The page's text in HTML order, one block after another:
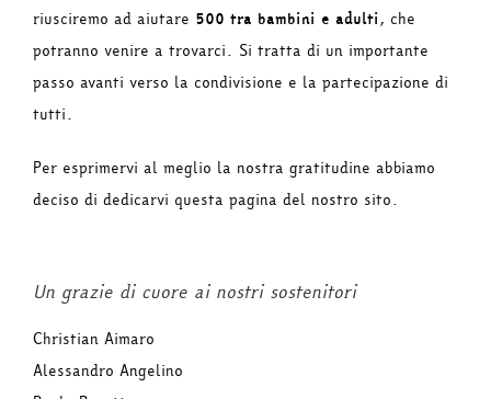
riusciremo ad aiutare 500 tra bambini e adulti, che
potranno venire a trovarci. Si tratta di un importante
passo avanti verso la condivisione e la partecipazione di
tutti.
Per esprimervi al meglio la nostra gratitudine abbiamo
deciso di dedicarvi questa pagina del nostro sito.
Un grazie di cuore ai nostri sostenitori
Christian Aimaro
Alessandro Angelino